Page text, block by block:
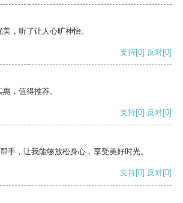
，听了让人心旷神怡。
支持[0] 反对[0]
，值得推荐。
支持[0] 反对[0]
手，让我能够放松身心，享受美好时光。
支持[0] 反对[0]